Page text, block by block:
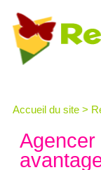
Accueil du site >
Agencer